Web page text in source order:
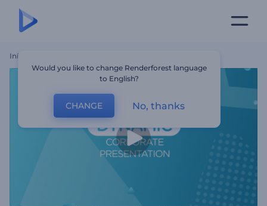
Início
Would you like to change Renderforest language
to English?
CHANGE No, thanks